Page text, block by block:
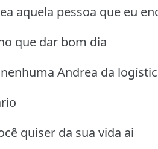
aquela pessoa que eu
que dar bom dia
Andrea da
quiser da sua vida ai